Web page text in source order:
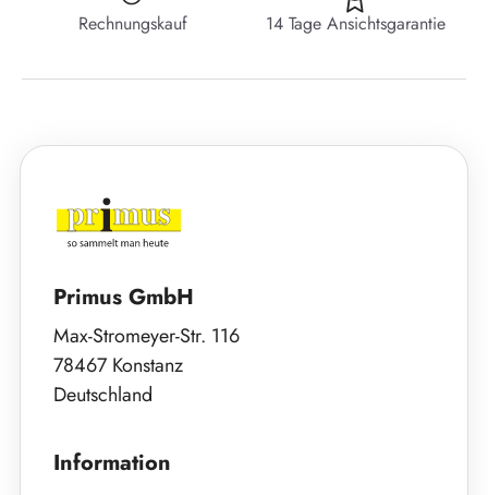
Rechnungskauf 14 Tage Ansichtsgarantie
Primus GmbH
Max-Stromeyer-Str. 116
78467 Konstanz
Deutschland
Information